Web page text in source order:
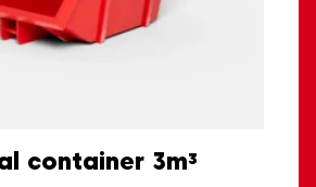
container 3m³